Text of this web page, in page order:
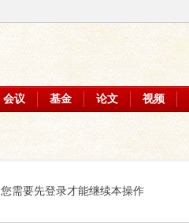
会议 基金 论文 视频
您需要先登录才能继续本操作